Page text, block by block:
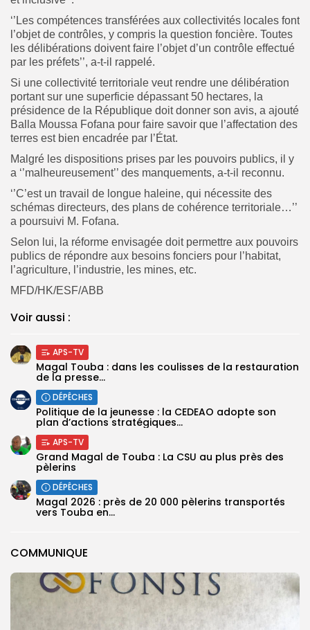
COMMUNIQUE
‘’Les compétences transférées aux collectivités locales font
l’objet de contrôles, y compris la question foncière. Toutes
les délibérations doivent faire l’objet d’un contrôle effectué
par les préfets’’, a-t-il rappelé.
Si une collectivité territoriale veut rendre une délibération
portant sur une superficie dépassant 50 hectares, la
présidence de la République doit donner son avis, a ajouté
Balla Moussa Fofana pour faire savoir que l’affectation des
terres est bien encadrée par l’État.
Malgré les dispositions prises par les pouvoirs publics, il y
a ‘’malheureusement’’ des manquements, a-t-il reconnu.
‘’C’est un travail de longue haleine, qui nécessite des
schémas directeurs, des plans de cohérence territoriale…’’
a poursuivi M. Fofana.
Selon lui, la réforme envisagée doit permettre aux pouvoirs
publics de répondre aux besoins fonciers pour l’habitat,
l’agriculture, l’industrie, les mines, etc.
MFD/HK/ESF/ABB
Voir aussi :
APS-TV
Magal Touba : dans les coulisses de la restauration
de la presse...
DÉPÊCHES
Politique de la jeunesse : la CEDEAO adopte son
plan d’actions stratégiques...
APS-TV
Grand Magal de Touba : La CSU au plus près des
pèlerins
DÉPÊCHES
Magal 2026 : près de 20 000 pèlerins transportés
vers Touba en...